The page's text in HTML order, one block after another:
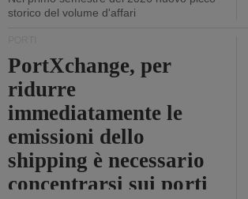
storico del volume d'affari
PortXchange, per
ridurre
immediatamente le
emissioni dello
shipping è necessario
concentrarsi sui porti